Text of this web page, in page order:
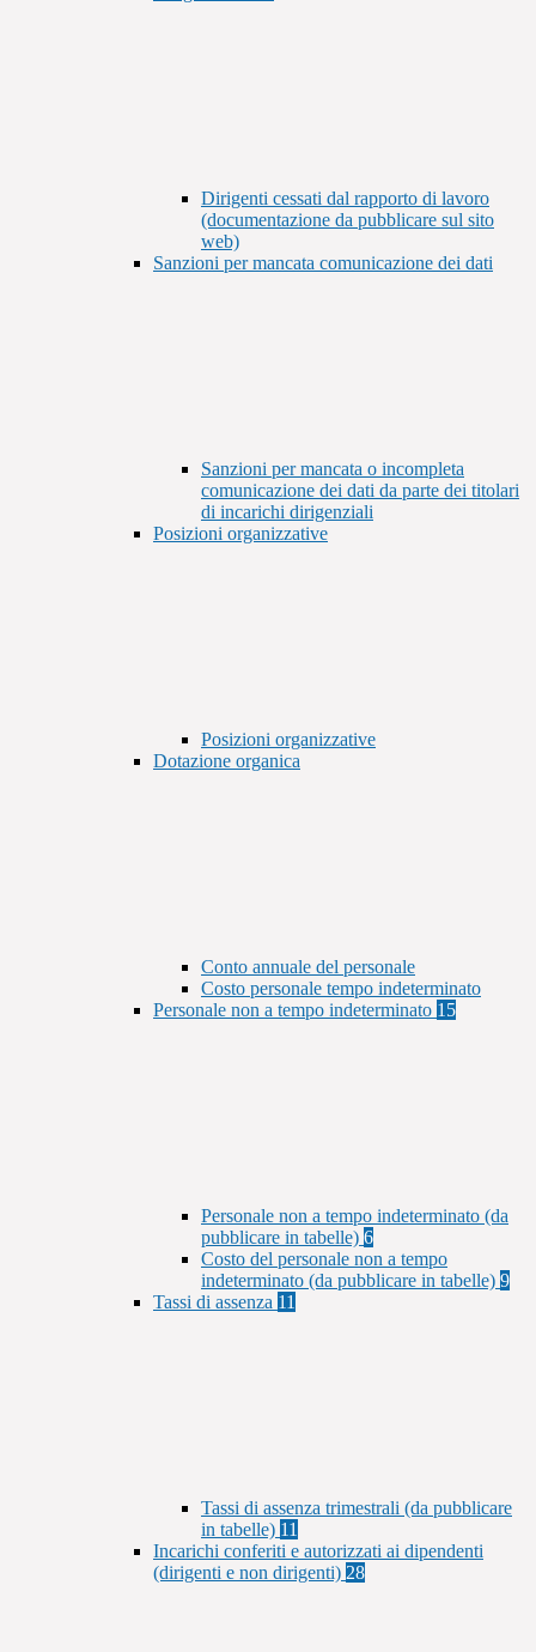
Dirigenti cessati dal rapporto di lavoro
(documentazione da pubblicare sul sito
web)
Sanzioni per mancata comunicazione dei dati
Sanzioni per mancata o incompleta
comunicazione dei dati da parte dei titolari
di incarichi dirigenziali
Posizioni organizzative
Posizioni organizzative
Dotazione organica
Conto annuale del personale
Costo personale tempo indeterminato
Personale non a tempo indeterminato 15
Personale non a tempo indeterminato (da
pubblicare in tabelle) 6
Costo del personale non a tempo
indeterminato (da pubblicare in tabelle) 9
Tassi di assenza 11
Tassi di assenza trimestrali (da pubblicare
in tabelle) 11
Incarichi conferiti e autorizzati ai dipendenti
(dirigenti e non dirigenti) 28